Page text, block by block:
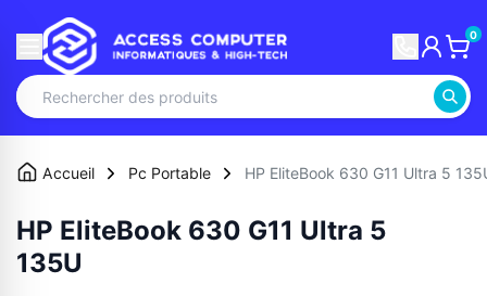
0
Accueil Pc Portable HP EliteBook 630 G11 Ultra 5
HP EliteBook 630 G11 Ultra 5
135U